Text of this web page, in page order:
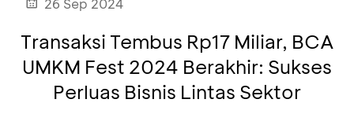
26 Sep 2024
Transaksi Tembus Rp17 Miliar, BCA
UMKM Fest 2024 Berakhir: Sukses
Perluas Bisnis Lintas Sektor